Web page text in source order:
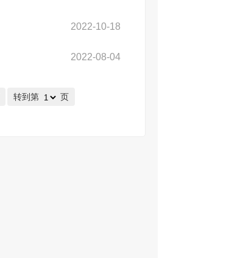
2022-10-18
2022-08-04
转到第 页